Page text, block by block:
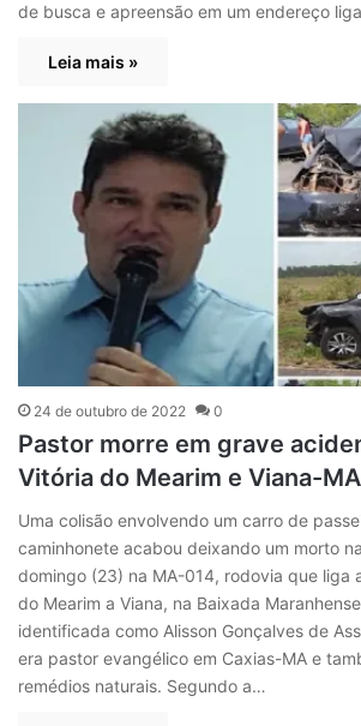
de busca e apreensão em um endereço
Leia mais »
24 de outubro de 2022 0
Pastor morre em grave
Vitória do Mearim e Viana-MA
Uma colisão envolvendo um carro de
caminhonete acabou deixando um morto
domingo (23) na MA-014, rodovia que liga
do Mearim a Viana, na Baixada
identificada como Alisson Gonçalves de
era pastor evangélico em Caxias-MA e
remédios naturais. Segundo a…